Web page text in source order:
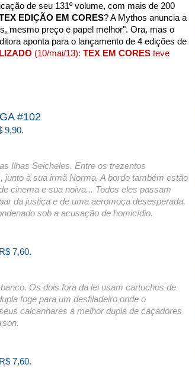
de seu 131º volume, com mais de 200
EDIÇÃO EM CORES? A Mythos anuncia a
mesmo preço e papel melhor". Ora, mas o
aponta para o lançamento de 4 edições de
(10/mai/13): TEX EM CORESteve
#102
9,90.
Ilhas Seicheles. Entre os trezentos
à sua irmã Norma. A bordo também estão
cinema e sua noiva... Todos eles passam
da justiça e de uma aeromoça desesperada,
sob a acusação de homicídio.
7,60.
Os dois fora da lei usam cartuchos de
foge para um desfiladeiro onde o
calcanhares a melhor dupla de caçadores
7,60.